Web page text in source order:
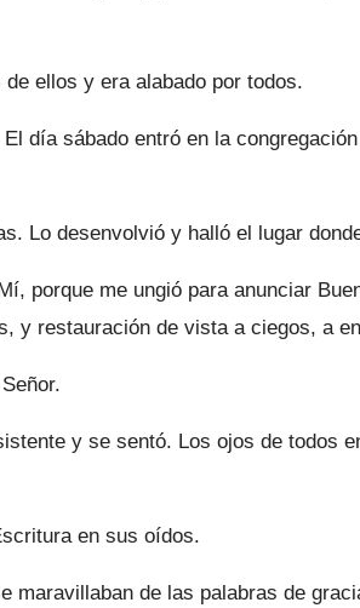
ellos y era alabado por todos.
día sábado entró en la
Lo desenvolvió y halló el lugar
porque me ungió para anunciar
y restauración de vista a ciegos, a
y se sentó. Los ojos de todos
en sus oídos.
maravillaban de las palabras de